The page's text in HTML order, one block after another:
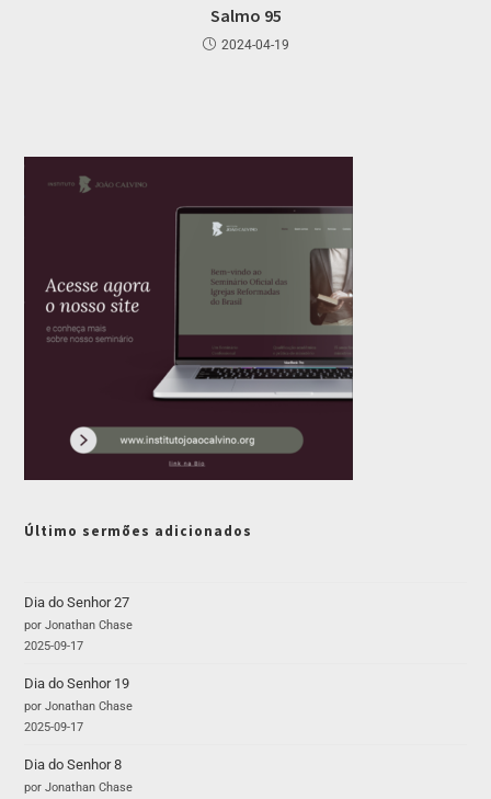
Salmo 95
2024-04-19
Último sermões adicionados
Dia do Senhor 27
por Jonathan Chase
2025-09-17
Dia do Senhor 19
por Jonathan Chase
2025-09-17
Dia do Senhor 8
por Jonathan Chase